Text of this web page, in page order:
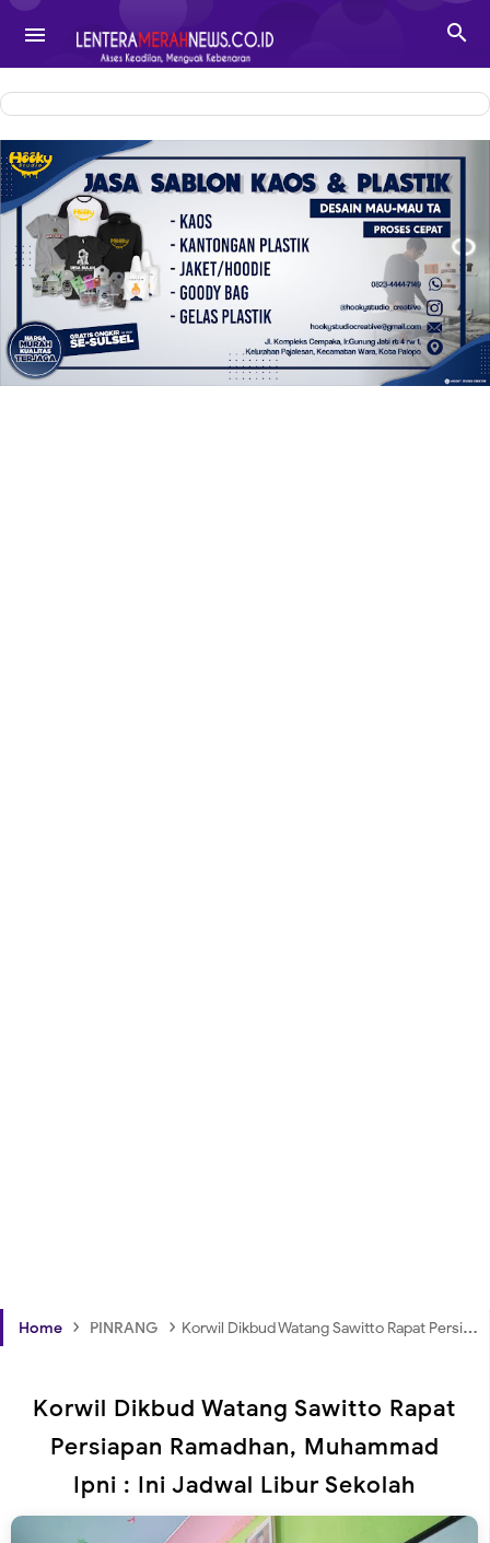
-->
 
Home › PINRANG › Korwil Dikbud Watang Sawitto Rapat Persiapan Ramadhan, Muhammad Ipni : Ini Jadwal Libur Sekolah
Korwil Dikbud Watang Sawitto Rapat
Persiapan Ramadhan, Muhammad
Ipni : Ini Jadwal Libur Sekolah